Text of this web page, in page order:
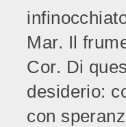
Mar. Il
Cor. Di
desiderio:
con